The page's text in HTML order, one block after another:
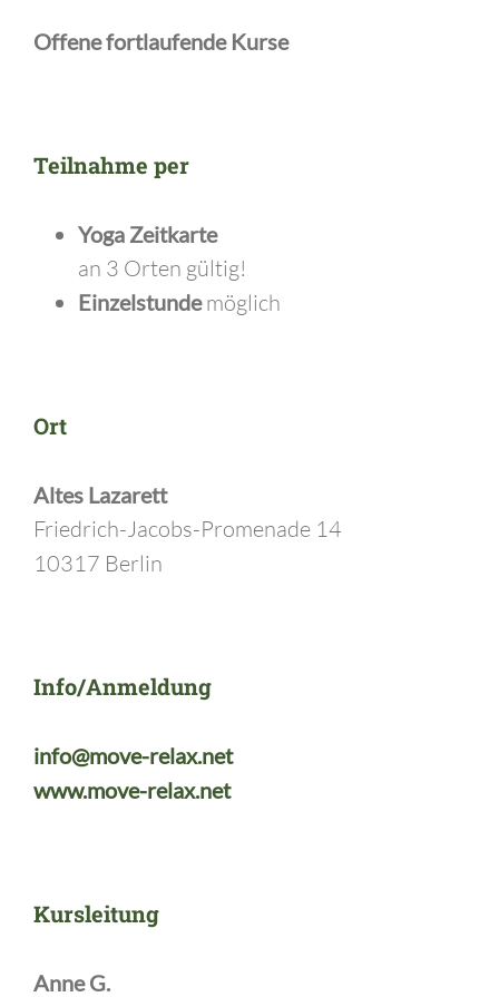
Offene fortlaufende Kurse
Teilnahme per
Yoga Zeitkarte
an 3 Orten gültig!
Einzelstundemöglich
Ort
Altes Lazarett
Friedrich-Jacobs-Promenade 14
10317 Berlin
Info/Anmeldung
info@move-relax.net
www.move-relax.net
Kursleitung
Anne G.